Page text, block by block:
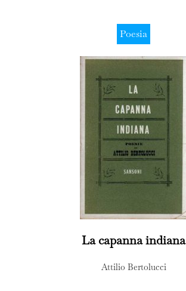
Poesia
La capanna indiana
Attilio Bertolucci